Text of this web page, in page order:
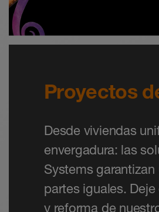
Proyectos
Desde viviendas
envergadura: las
Systems
partes iguales.
y reforma de